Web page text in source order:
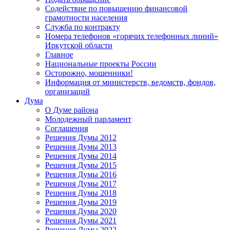
Содействие по повышению финансовой
грамотности населения
Служба по контракту
Номера телефонов «горячих телефонных линий»
Иркутской области
Главное
Национальные проекты России
Осторожно, мошенники!
Информация от министерств, ведомств, фондов,
организаций
Дума
О Думе района
Молодежный парламент
Соглашения
Решения Думы 2012
Решения Думы 2013
Решения Думы 2014
Решения Думы 2015
Решения Думы 2016
Решения Думы 2017
Решения Думы 2018
Решения Думы 2019
Решения Думы 2020
Решения Думы 2021